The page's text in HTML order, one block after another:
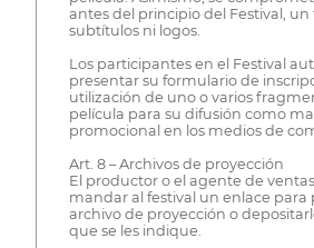
antes del principio del Festival, un
subtítulos ni logos.
Los participantes en el Festival
presentar su formulario de
utilización de uno o varios
película para su difusión como
promocional en los medios de
Art. 8 – Archivos de proyección
El productor o el agente de
mandar al festival un enlace para
archivo de proyección o
que se les indique.